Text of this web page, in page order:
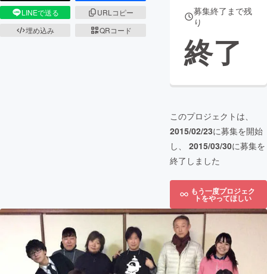
LINEで送る
URLコピー
埋め込み
QRコード
募集終了まで残
り
終了
このプロジェクトは、
2015/02/23に募集を開始
し、 2015/03/30に募集を
終了しました
もう一度プロジェク
トをやってほしい